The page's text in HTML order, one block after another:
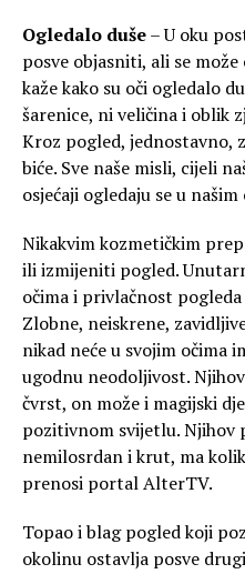
Ogledalo duše– U oku
posve objasniti, ali se
kaže kako su oči ogledalo
šarenice, ni veličina i oblik
Kroz pogled, jednostavno,
biće. Sve naše misli, cijeli
osjećaji ogledaju se u našim
Nikakvim kozmetičkim
ili izmijeniti pogled.
očima i privlačnost
Zlobne, neiskrene,
nikad neće u svojim očima
ugodnu neodoljivost.
čvrst, on može i magijski
pozitivnom svijetlu. Njihov
nemilosrdan i krut, ma
prenosi portal AlterTV.
Topao i blag pogled koji
okolinu ostavlja posve